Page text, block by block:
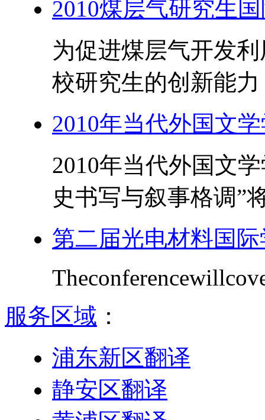
2010煤层气研究生
为促进煤层气开发
校研究生的创新能
2010年当代外国文
2010年当代外国文
史书写与叙事格调”
第二届光电材料国
服务区域 ：
浦东新区翻译
静安区翻译